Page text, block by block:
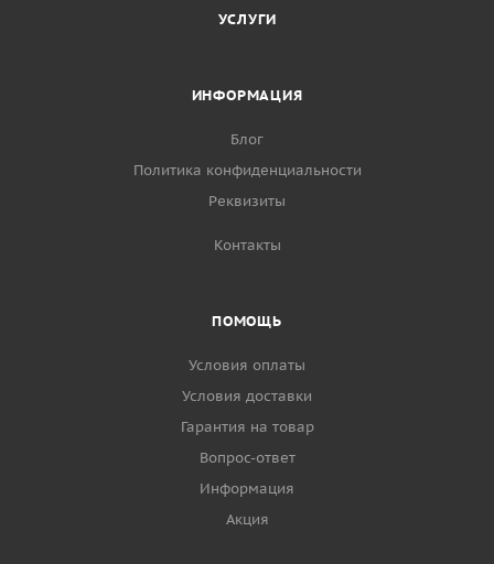
УСЛУГИ
ИНФОРМАЦИЯ
Блог
Политика конфиденциальности
Реквизиты
Контакты
ПОМОЩЬ
Условия оплаты
Условия доставки
Гарантия на товар
Вопрос-ответ
Информация
Акция